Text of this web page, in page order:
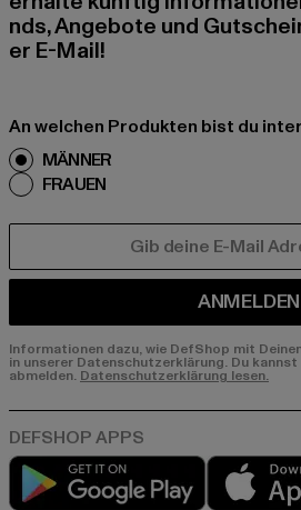
nds, Angebote und
er E-Mail!
An welchen Produkten bist du
MÄNNER
FRAUEN
ANMELDEN
Informationen dazu, wie DefShop mit
in unserer Datenschutzerklärung. Du
abmelden. Datenschutzerklärung lesen.
Play